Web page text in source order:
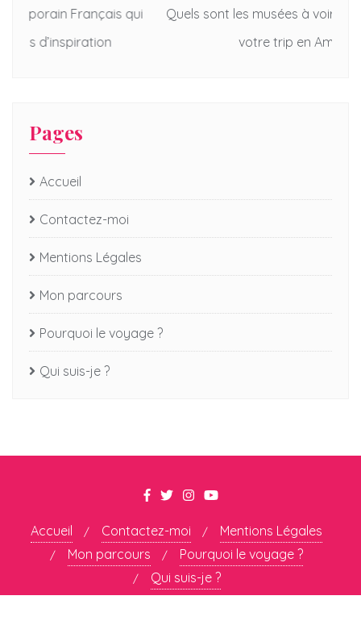
Quels sont les musées à voir absolument lors de
votre trip en Amérique ?
Pages
Accueil
Contactez-moi
Mentions Légales
Mon parcours
Pourquoi le voyage ?
Qui suis-je ?
Accueil Contactez-moi
Mentions Légales
Mon parcours
Pourquoi le voyage ?
Qui suis-je ?